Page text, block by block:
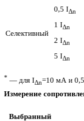
Селективный
0,5 IΔn
1 IΔn
2 IΔn
5 IΔn
* — для IΔn=10 мА и
Измерение
Выбранный